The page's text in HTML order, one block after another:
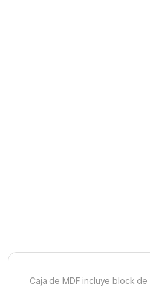
Caja de MDF incluye block